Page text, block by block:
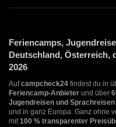
Feriencamps,
Deutschland, Österreich,
2026
Aufcampcheck24 findest du in
Feriencamp-Anbieter und über
Jugendreisen und Sprachreisen
und in ganz Europa. Ganz ohne
mit100 % transparenter